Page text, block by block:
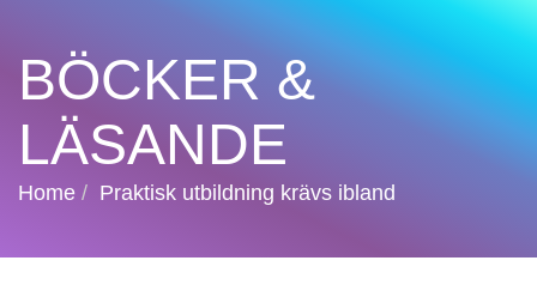
BÖCKER &
LÄSANDE
Home Praktisk utbildning krävs ibland